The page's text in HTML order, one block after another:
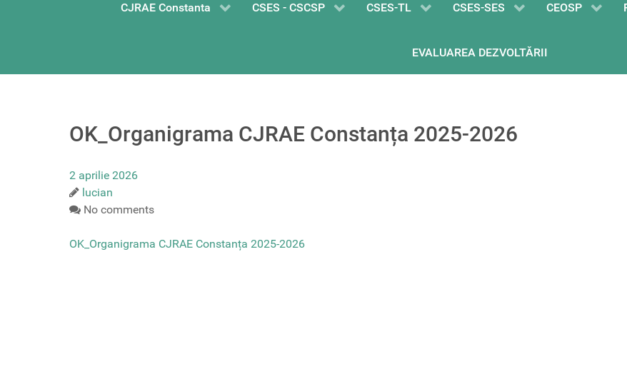
CJRAE Constanta CSES - CSCSP CSES-TL CSES-SES CEOSP
EVALUAREA DEZVOLTĂRII
OK_Organigrama CJRAE Constanța 2025-2026
2 aprilie 2026
lucian
No comments
OK_Organigrama CJRAE Constanța 2025-2026